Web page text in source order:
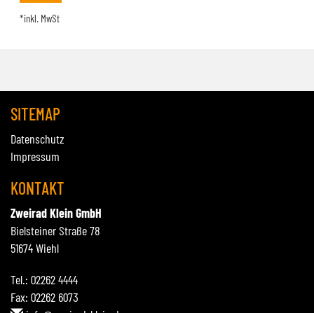
*inkl. MwSt
SITEMAP
Datenschutz
Impressum
KONTAKT
Zweirad Klein GmbH
Bielsteiner Straße 78
51674 Wiehl
Tel.: 02262 4444
Fax: 02262 6073